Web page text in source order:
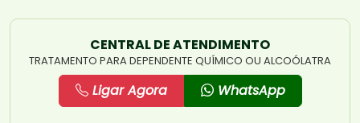
CENTRAL DE ATENDIMENTO
TRATAMENTO PARA DEPENDENTE QUÍMICO OU ALCOÓLATRA
Ligar Agora WhatsApp